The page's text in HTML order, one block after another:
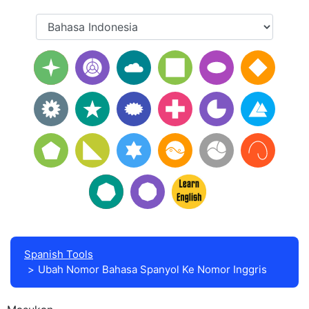
Spanish Tools
Ubah Nomor Bahasa Spanyol Ke Nomor Inggris